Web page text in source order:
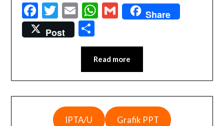
Facebook
Twitter
EmailWhatsApp
GmailShare
Post
Share
Read more
IPTA/U Grafik PPT